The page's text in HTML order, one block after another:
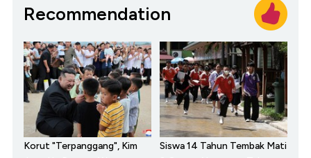
Recommendation
Korut "Terpanggang", Kim
Siswa 14 Tahun Tembak Mati